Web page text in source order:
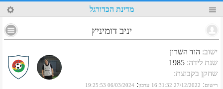
57 מדינת הכדורגל
יניב דומיניץ
ישוב: הוד השרון
שנת לידה:
1985
שחקן בקבוצת:
רישום:
27/12/2022 16:31:32 עדכון:
06/03/2024 19:25:53